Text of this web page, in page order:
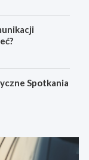
Spotkania